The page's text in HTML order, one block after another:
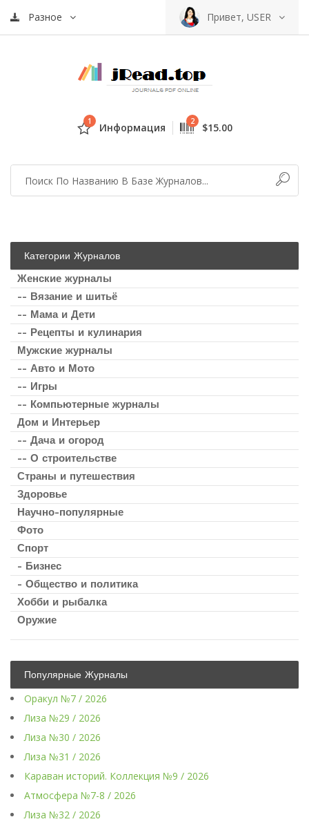
Разное Привет, USER
1 Информация 2 $15.00
Категории Журналов
Женские журналы
-- Вязание и шитьё
-- Мама и Дети
-- Рецепты и кулинария
Мужские журналы
-- Авто и Мото
-- Игры
-- Компьютерные журналы
Дом и Интерьер
-- Дача и огород
-- О строительстве
Страны и путешествия
Здоровье
Научно-популярные
Фото
Спорт
- Бизнес
- Общество и политика
Хобби и рыбалка
Оружие
Популярные Журналы
Оракул №7 / 2026
Лиза №29 / 2026
Лиза №30 / 2026
Лиза №31 / 2026
Караван историй. Коллекция №9 / 2026
Атмосфера №7-8 / 2026
Лиза №32 / 2026